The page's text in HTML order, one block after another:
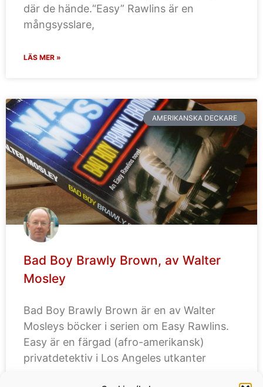
där de hände.“Easy” Rawlins är en
mångsysslare,
LÄS MER »
AMERIKANSKA DECKARE
Bad Boy Brawly Brown, av Walter
Mosley
Bad Boy Brawly Brown är en av Walter
Mosleys böcker i serien om Easy Rawlins.
Easy är en färgad (afro-amerikansk)
privatdetektiv i Los Angeles utkanter